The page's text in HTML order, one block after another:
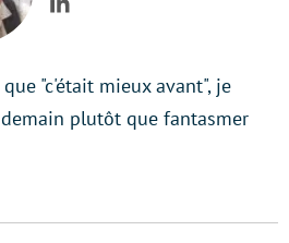
LinkedIn
"c'était mieux avant", je
plutôt que fantasmer